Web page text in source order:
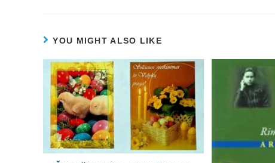
YOU MIGHT ALSO LIKE